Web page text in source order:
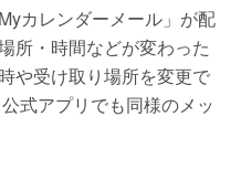
カレンダーメール」が配
所・時間などが変わった
や受け取り場所を変更で
式アプリでも同様のメッ